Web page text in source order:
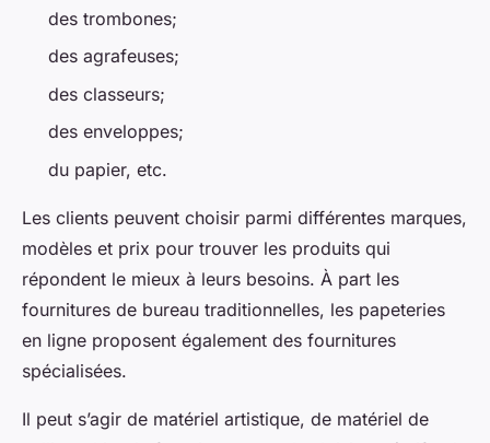
des trombones;
des agrafeuses;
des classeurs;
des enveloppes;
du papier, etc.
Les clients peuvent choisir parmi différentes marques,
modèles et prix pour trouver les produits qui
répondent le mieux à leurs besoins. À part les
fournitures de bureau traditionnelles, les papeteries
en ligne proposent également des fournitures
spécialisées.
Il peut s’agir de matériel artistique, de matériel de